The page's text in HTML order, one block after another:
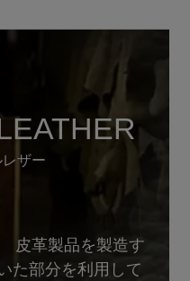
ザー
皮革製品を製造す
た部分を利用して